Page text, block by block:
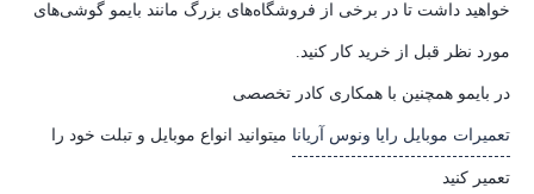
خواهید داشت تا در برخی از فروشگاه‌های بزرگ مانند بایمو گوشی‌های
مورد نظر قبل از خرید کار کنید.
در بایمو همچنین با همکاری کادر تخصصی
تعمیرات موبایل رایا ونوس آریانا میتوانید انواع موبایل و تبلت خود را
تعمیر کنید